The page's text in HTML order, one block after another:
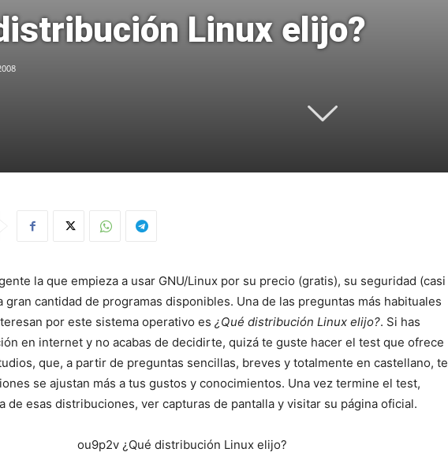
Linux elijo?
la que empieza a usar GNU/Linux por su precio (gratis), su seguridad (casi
gran cantidad de programas disponibles. Una de las preguntas más habituales
por este sistema operativo es ¿Qué distribución Linux elijo?. Si has
en internet y no acabas de decidirte, quizá te guste hacer el test que ofrece
que, a partir de preguntas sencillas, breves y totalmente en castellano, te
se ajustan más a tus gustos y conocimientos. Una vez termine el test,
de esas distribuciones, ver capturas de pantalla y visitar su página oficial.